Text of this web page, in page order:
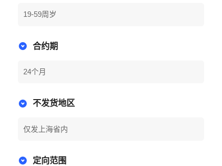
19-59周岁
合约期
24个月
不发货地区
仅发上海省内
定向范围